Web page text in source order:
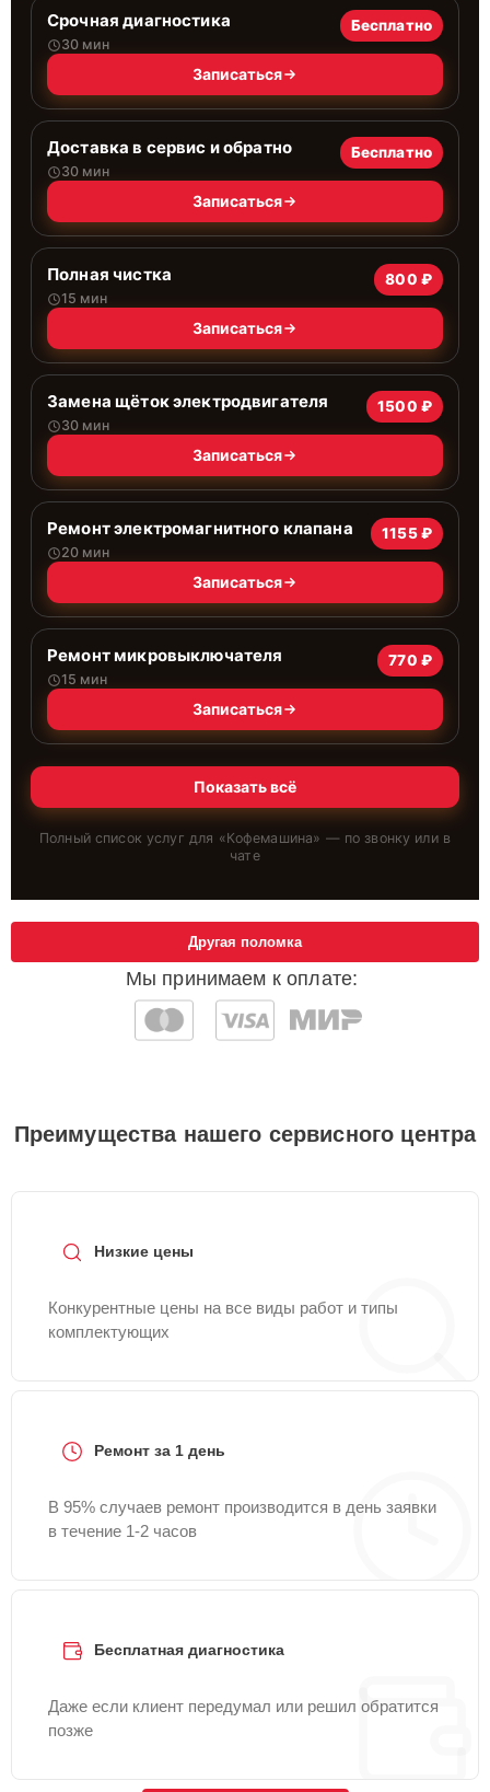
Срочная диагностика
30 мин
Бесплатно
Записаться
Доставка в сервис и обратно
30 мин
Бесплатно
Записаться
Полная чистка
15 мин
800 ₽
Записаться
Замена щёток электродвигателя
30 мин
1500 ₽
Записаться
Ремонт электромагнитного клапана
20 мин
1155 ₽
Записаться
Ремонт микровыключателя
15 мин
770 ₽
Записаться
Показать всё
Полный список услуг для «Кофемашина» — по звонку или в
чате
Мы принимаем к оплате:
Другая поломка
Преимущества нашего сервисного центра
Низкие цены
Конкурентные цены на все виды работ и типы
комплектующих
Ремонт за 1 день
В 95% случаев ремонт производится в день заявки
в течение 1-2 часов
Бесплатная диагностика
Даже если клиент передумал или решил обратится
позже